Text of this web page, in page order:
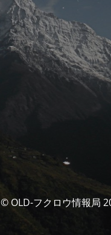
© OLD-フクロウ情報局